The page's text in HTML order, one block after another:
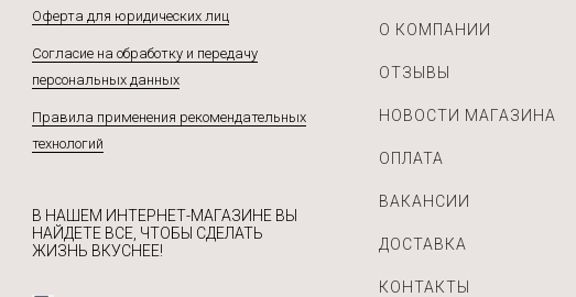
Оферта для юридических лиц
Согласие на обработку и передачу
персональных данных
Правила применения рекомендательных
технологий
В НАШЕМ ИНТЕРНЕТ-МАГАЗИНЕ ВЫ
НАЙДЕТЕ ВСЕ, ЧТОБЫ СДЕЛАТЬ
ЖИЗНЬ ВКУСНЕЕ!
О КОМПАНИИ
ОТЗЫВЫ
НОВОСТИ МАГАЗИНА
ОПЛАТА
ВАКАНСИИ
ДОСТАВКА
КОНТАКТЫ